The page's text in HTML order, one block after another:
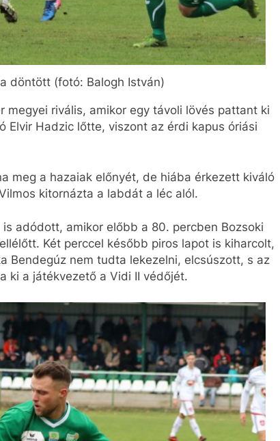
döntött (fotó: Balogh István)
rivális, amikor egy távoli lövés pattant ki
Elvir Hadzic lőtte, viszont az érdi kapus óriási
meg a hazaiak előnyét, de hiába érkezett kiváló
kitornázta a labdát a léc alól.
adódott, amikor előbb a 80. percben Bozsoki
Két perccel később piros lapot is kiharcolt,
Bendegúz nem tudta lekezelni, elcsúszott, s az
ki a játékvezető a Vidi II védőjét.